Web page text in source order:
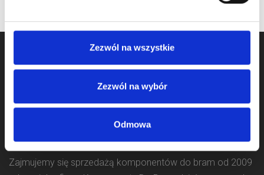
Zezwól na wszystkie
Zezwól na wybór
Odmowa
Zajmujemy się sprzedażą komponentów do bram od 2009